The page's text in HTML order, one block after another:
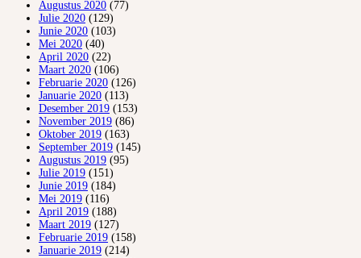
Augustus 2020 (77)
Julie 2020 (129)
Junie 2020 (103)
Mei 2020 (40)
April 2020 (22)
Maart 2020 (106)
Februarie 2020 (126)
Januarie 2020 (113)
Desember 2019 (153)
November 2019 (86)
Oktober 2019 (163)
September 2019 (145)
Augustus 2019 (95)
Julie 2019 (151)
Junie 2019 (184)
Mei 2019 (116)
April 2019 (188)
Maart 2019 (127)
Februarie 2019 (158)
Januarie 2019 (214)